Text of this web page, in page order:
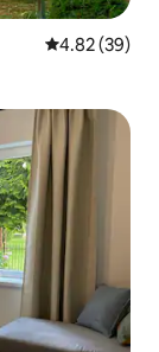
평점 4.82점(5
4.82 (39)